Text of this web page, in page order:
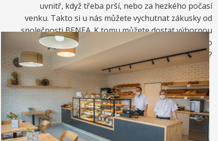
uvnitř, když třeba prší, nebo za hezkého počasí
venku. Takto si u nás můžete vychutnat zákusky od
společnosti BENEA. K tomu můžete dostat výbornou
kávou. Nebo si raději dáte zrmzlinový pohár nebo
vynikající točenou zmrzlinu?